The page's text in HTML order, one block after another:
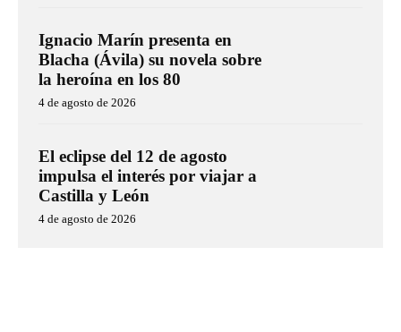
Ignacio Marín presenta en
Blacha (Ávila) su novela sobre
la heroína en los 80
4 de agosto de 2026
El eclipse del 12 de agosto
impulsa el interés por viajar a
Castilla y León
4 de agosto de 2026